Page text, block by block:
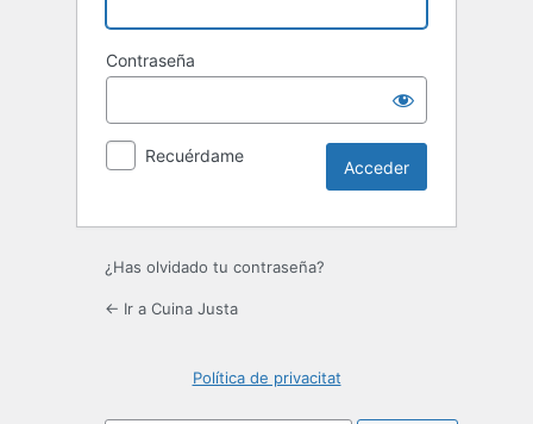
Contraseña
Recuérdame
¿Has olvidado tu contraseña?
← Ir a Cuina Justa
Política de privacitat